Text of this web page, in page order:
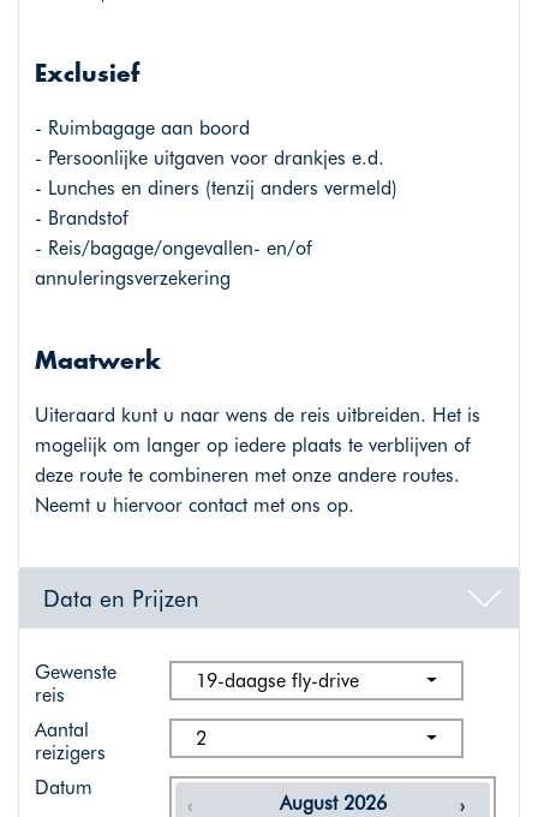
Exclusief
- Ruimbagage aan boord
- Persoonlijke uitgaven voor drankjes e.d.
- Lunches en diners (tenzij anders vermeld)
- Brandstof
- Reis/bagage/ongevallen- en/of
annuleringsverzekering
Maatwerk
Uiteraard kunt u naar wens de reis uitbreiden. Het is
mogelijk om langer op iedere plaats te verblijven of
deze route te combineren met onze andere routes.
Neemt u hiervoor contact met ons op.
Data en Prijzen
Gewenste
reis
19-daagse fly-drive
Aantal
reizigers
2
Datum
August 2026